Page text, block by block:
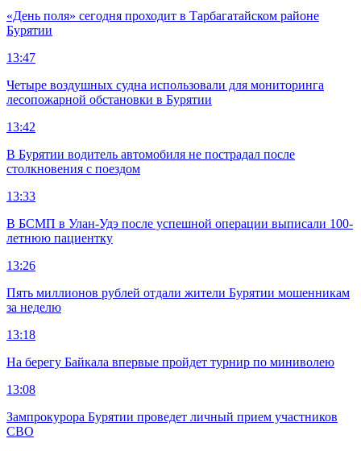
«День поля» сегодня проходит в Тарбагатайском районе
Бурятии
13:47
Четыре воздушных судна использовали для мониторинга
лесопожарной обстановки в Бурятии
13:42
В Бурятии водитель автомобиля не пострадал после
столкновения с поездом
13:33
В БСМП в Улан-Удэ после успешной операции выписали 100-
летнюю пациентку
13:26
Пять миллионов рублей отдали жители Бурятии мошенникам
за неделю
13:18
На берегу Байкала впервые пройдет турнир по миниволею
13:08
Зампрокурора Бурятии проведет личный прием участников
СВО